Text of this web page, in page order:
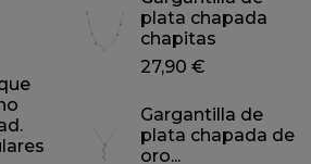
plata chapada
chapitas
27,90 €
Gargantilla de
plata chapada de
oro...